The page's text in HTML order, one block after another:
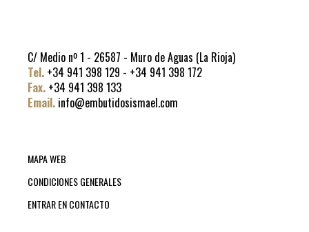
C/ Medio nº 1 - 26587 - Muro de Aguas (La Rioja)
Tel. +34 941 398 129 - +34 941 398 172
Fax. +34 941 398 133
Email. info@embutidosismael.com
MAPA WEB
CONDICIONES GENERALES
ENTRAR EN CONTACTO